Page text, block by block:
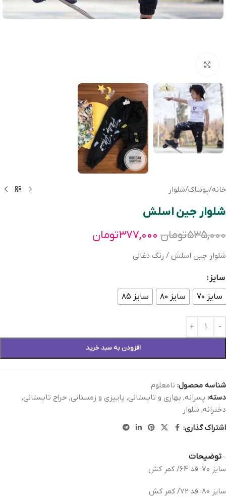
خانه/پوشاک/شلوار
شلوار جین اسلش
۵۳۵,۰۰۰تومان ۳۷۷,۰۰۰تومان
شلوار جین اسلش / رنگ ذغالی
سایز
سایز ۷۰
سایز ۸۰ سایز ۸۵
افزودن به سبد خرید
شناسه محصول: نامعلوم
دسته: پسرانه, بهاری و تابستانی, پاییزی و زمستانی, حراج تابستانی,
دخترانه, شلوار
اشتراک گذاری:
توضیحات
سایز 70: قد 64/ کمر کش
سایز 80: قد 72/ کمر کش